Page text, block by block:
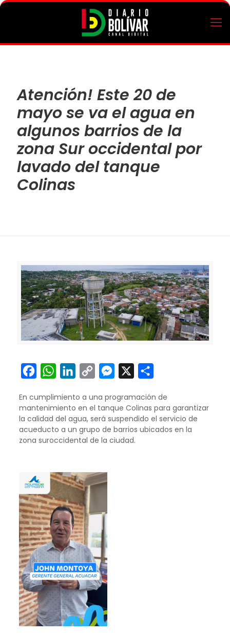
Atención! Este 20 de
mayo se va el agua en
algunos barrios de la
zona Sur occidental por
lavado del tanque
Colinas
FacebookWhatsAppLinkedIn
Copy
Messenger
En cumplimiento a una programación de
mantenimiento en el tanque Colinas para garantizar
la calidad del agua, será suspendido el servicio de
acueducto a un grupo de barrios ubicados en la
zona suroccidental de la ciudad.